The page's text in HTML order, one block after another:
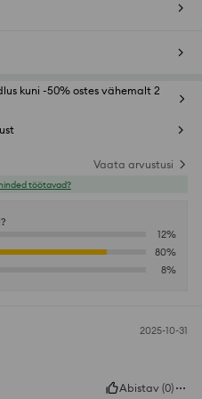
kuni -50% ostes vähemalt 2
Vaata arvustusi
töötavad?
12%
80%
8%
2025-10-31
Abistav (0)